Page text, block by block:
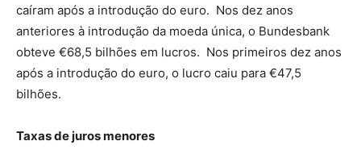
caíram após a introdução do euro. Nos dez anos
anteriores à introdução da moeda única, o Bundesbank
obteve €68,5 bilhões em lucros. Nos primeiros dez anos
após a introdução do euro, o lucro caiu para €47,5
bilhões.
Taxas de juros menores